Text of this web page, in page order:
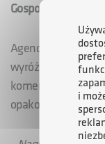
Gospodarczego
Agencja Rozwoju
wyróżnienie dla
komercjalizacji
opakowań.
i